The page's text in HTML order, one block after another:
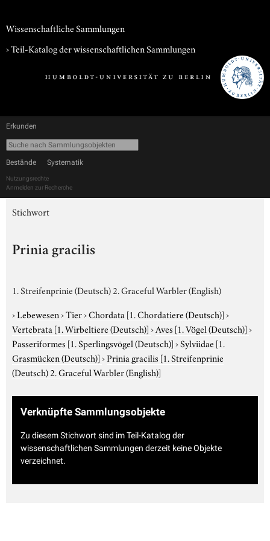
Wissenschaftliche Sammlungen
› Teil-Katalog der wissenschaftlichen Sammlungen
Erkunden
Bestände Systematik
Nutzungsrechte
Anmelden zur Recherche
Stichwort
Prinia gracilis
1. Streifenprinie (Deutsch) 2. Graceful Warbler (English)
›Lebewesen›Tier›Chordata [1. Chordatiere (Deutsch)]›
Vertebrata [1. Wirbeltiere (Deutsch)]›Aves [1. Vögel (Deutsch)]›
Passeriformes [1. Sperlingsvögel (Deutsch)]›Sylviidae [1.
Grasmücken (Deutsch)]›Prinia gracilis [1. Streifenprinie
(Deutsch) 2. Graceful Warbler (English)]
Verknüpfte Sammlungsobjekte
Zu diesem Stichwort sind im Teil-Katalog der
wissenschaftlichen Sammlungen derzeit keine Objekte
verzeichnet.